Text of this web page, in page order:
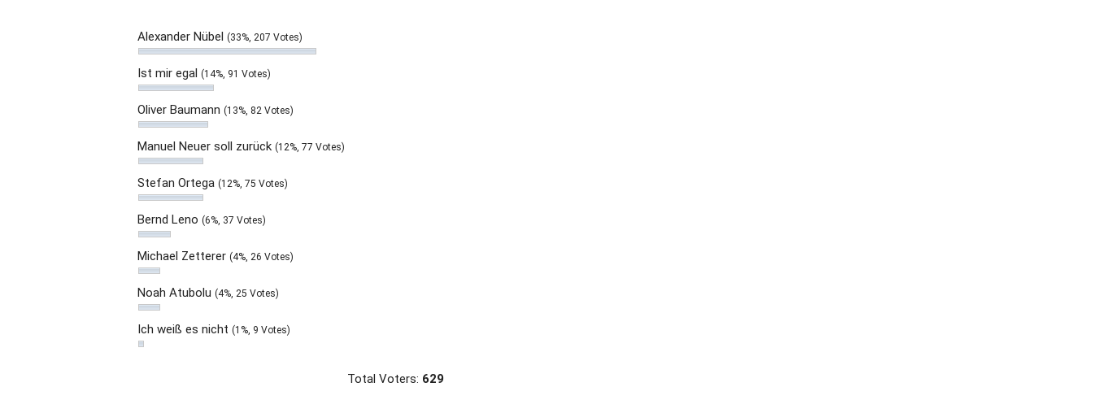
Alexander Nübel (33%, 207 Votes)
Ist mir egal (14%, 91 Votes)
Oliver Baumann (13%, 82 Votes)
Manuel Neuer soll zurück (12%, 77 Votes)
Stefan Ortega (12%, 75 Votes)
Bernd Leno (6%, 37 Votes)
Michael Zetterer (4%, 26 Votes)
Noah Atubolu (4%, 25 Votes)
Ich weiß es nicht (1%, 9 Votes)
Total Voters: 629